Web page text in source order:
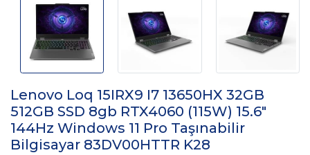
Lenovo Loq 15IRX9 I7 13650HX 32GB
512GB SSD 8gb RTX4060 (115W) 15.6"
144Hz Windows 11 Pro Taşınabilir
Bilgisayar 83DV00HTTR K28